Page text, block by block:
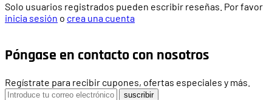
Solo usuarios registrados pueden escribir reseñas. Por favor
inicia sesión o crea una cuenta
Póngase en contacto con nosotros
Regístrate para recibir cupones, ofertas especiales y más.
suscribir